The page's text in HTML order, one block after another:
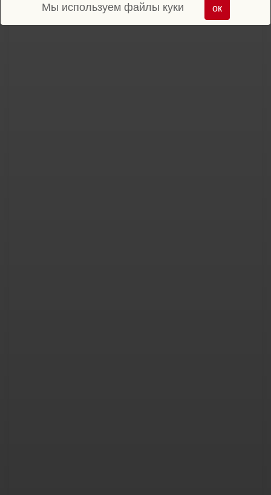
Мы используем файлы куки ок